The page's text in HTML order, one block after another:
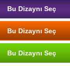
Bu Dizaynı Seç
Bu Dizaynı Seç
Bu Dizaynı Seç